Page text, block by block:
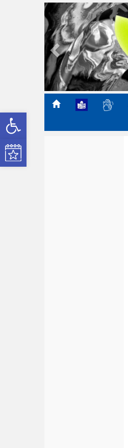
Open toolbar
Kultūros renginiai
Previous